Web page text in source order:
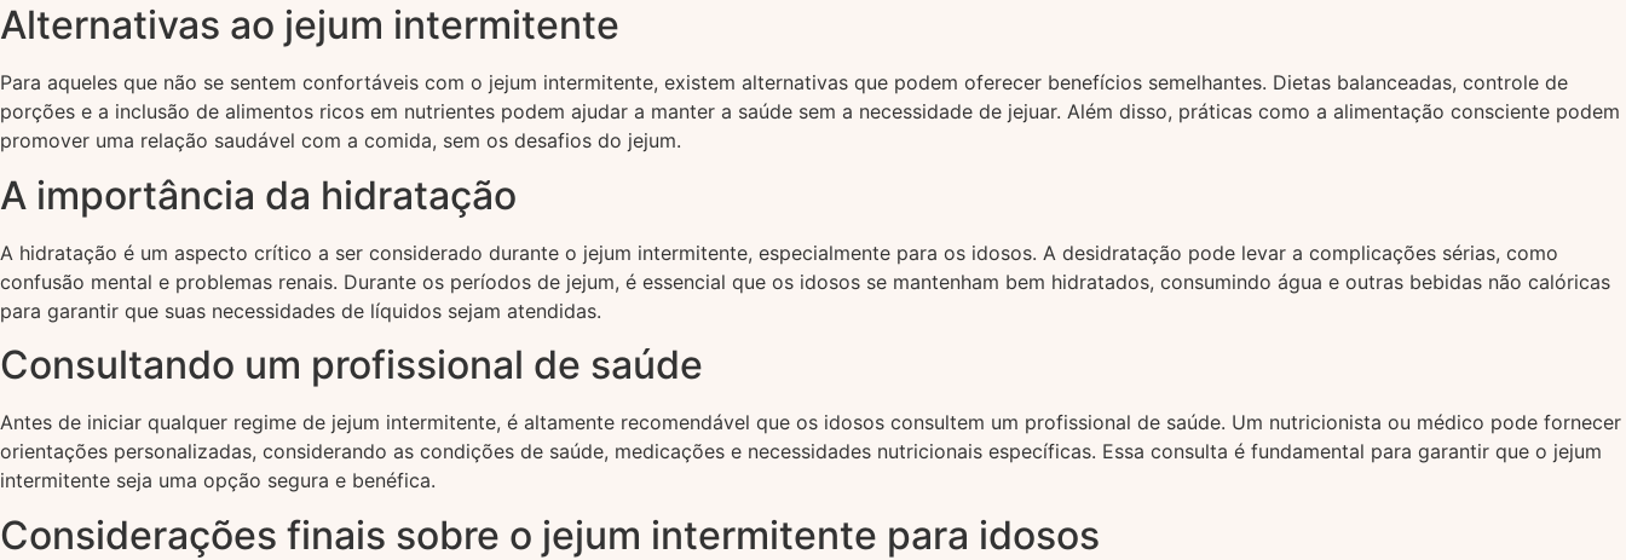
Alternativas ao jejum intermitente
Para aqueles que não se sentem confortáveis com o jejum intermitente, existem alternativas que podem oferecer benefícios semelhantes. Dietas balanceadas, controle de
porções e a inclusão de alimentos ricos em nutrientes podem ajudar a manter a saúde sem a necessidade de jejuar. Além disso, práticas como a alimentação consciente podem
promover uma relação saudável com a comida, sem os desafios do jejum.
A importância da hidratação
A hidratação é um aspecto crítico a ser considerado durante o jejum intermitente, especialmente para os idosos. A desidratação pode levar a complicações sérias, como
confusão mental e problemas renais. Durante os períodos de jejum, é essencial que os idosos se mantenham bem hidratados, consumindo água e outras bebidas não calóricas
para garantir que suas necessidades de líquidos sejam atendidas.
Consultando um profissional de saúde
Antes de iniciar qualquer regime de jejum intermitente, é altamente recomendável que os idosos consultem um profissional de saúde. Um nutricionista ou médico pode fornecer
orientações personalizadas, considerando as condições de saúde, medicações e necessidades nutricionais específicas. Essa consulta é fundamental para garantir que o jejum
intermitente seja uma opção segura e benéfica.
Considerações finais sobre o jejum intermitente para idosos